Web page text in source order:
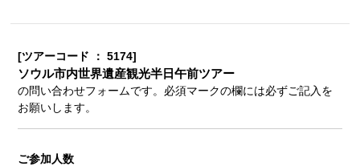
[ツアーコード ： 5174]
ソウル市内世界遺産観光半日午前ツアー
の問い合わせフォームです。必須マークの欄には必ずご記入を
お願いします。
ご参加人数